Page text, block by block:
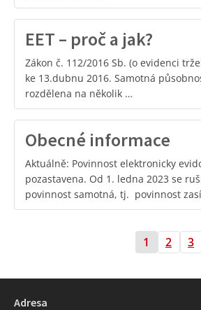
EET – proč a jak?
Zákon č. 112/2016 Sb. (o evidenci
ke 13.dubnu 2016. Samotná
rozdělena na několik …
Obecné informace
Aktuálně: Povinnost elektronicky
pozastavena. Od 1. ledna 2023 se
povinnost samotná, tj. povinnost
1 2 3
Adresa